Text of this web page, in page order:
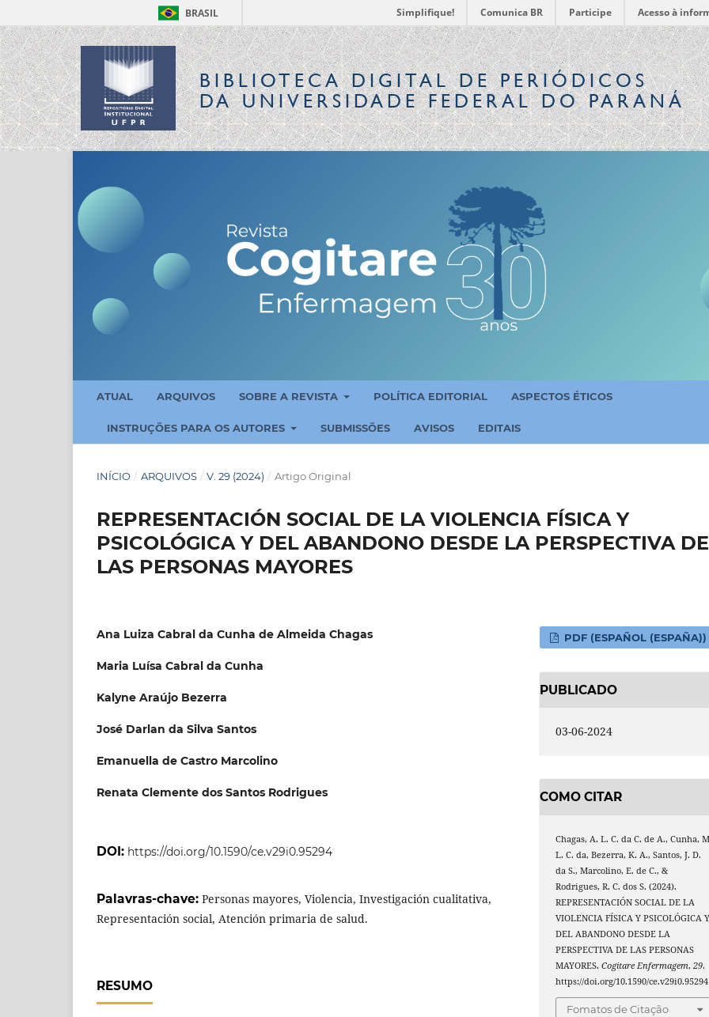
BRASIL Simplifique! Comunica BR Participe Acesso à
BIBLIOTECA DIGITALDE PERIÓDICOS
DA UNIVERSIDADE FEDERAL DO PARANÁ
ATUAL ARQUIVOS SOBRE A REVISTA POLÍTICA EDITORIAL ASPECTOS ÉTICOS
INSTRUÇÕES PARA OS AUTORES SUBMISSÕES AVISOS EDITAIS
INÍCIO / ARQUIVOS / V. 29 (2024) / Artigo Original
REPRESENTACIÓN SOCIAL DE LA VIOLENCIA FÍSICA Y
PSICOLÓGICA Y DEL ABANDONO DESDE LA PERSPECTIVA DE
LAS PERSONAS MAYORES
Ana Luiza Cabral da Cunha de Almeida Chagas
Maria Luísa Cabral da Cunha
Kalyne Araújo Bezerra
José Darlan da Silva Santos
Emanuella de Castro Marcolino
Renata Clemente dos Santos Rodrigues
DOI: https://doi.org/10.1590/ce.v29i0.95294
Palavras-chave: Personas mayores, Violencia, Investigación cualitativa,
Representación social, Atención primaria de salud.
RESUMO
PDF (ESPAÑOL (ESPAÑA))
PUBLICADO
03-06-2024
COMO CITAR
Chagas, A. L. C. da C. de A., Cunha,
L. C. da, Bezerra, K. A., Santos, J. D.
da S., Marcolino, E. de C., &
Rodrigues, R. C. dos S. (2024).
REPRESENTACIÓN SOCIAL DE LA
VIOLENCIA FÍSICA Y PSICOLÓGICA Y
DEL ABANDONO DESDE LA
PERSPECTIVA DE LAS PERSONAS
MAYORES.Cogitare Enfermagem,29.
https://doi.org/10.1590/ce.v29i0.95294
Fomatos de Citação